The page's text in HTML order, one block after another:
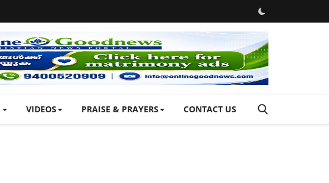
VIDEOS PRAISE & PRAYERS CONTACT US